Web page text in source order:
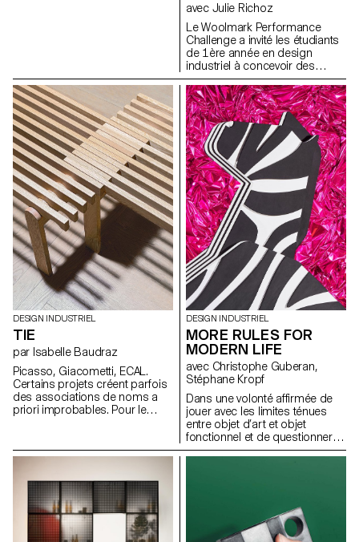
Rivier, diplômé en Bachelor
Media & Interaction Design. Ce
projet s’inscrit dans le cadre de
l’exposition «Sound & Vision»
proposée en collaboration
avec l’EPFL+ECAL Lab pour la
première fois lors du Salon
international du meuble de
Milan 2019.
avec Julie Richoz
Le Woolmark Performance
Challenge a invité les étudiants
de 1ère année en design
industriel à concevoir des
objets qui engagent des
solutions innovantes dans le
domaine du sport et de la
performance, en exploitant les
qualités naturelles et
spécifiques de la laine.
DESIGN INDUSTRIEL
TIE
par Isabelle Baudraz
Picasso, Giacometti, ECAL.
Certains projets créent parfois
des associations de noms a
priori improbables. Pour le
mis l’ECAL au défi de créer
discrètes, tout en ayant du
caractère. Un pari désormais
relevé.
DESIGN INDUSTRIEL
MORE RULES FOR
MODERN LIFE
avec Christophe Guberan,
Stéphane Kropf
Dans une volonté affirmée de
jouer avec les limites ténues
entre objet d’art et objet
fonctionnel et de questionner la
monstration en marge d’un
exposition juxtaposant des
productions d’étudiants en
Bachelor Arts Visuels et en